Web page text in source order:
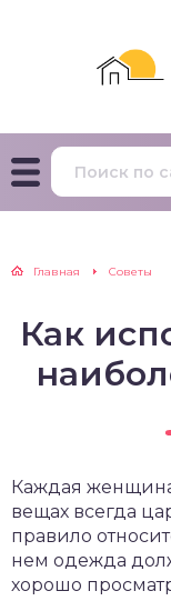
Главная Советы
Как
Каждая
вещах всегда
правило
нем одежда
хорошо